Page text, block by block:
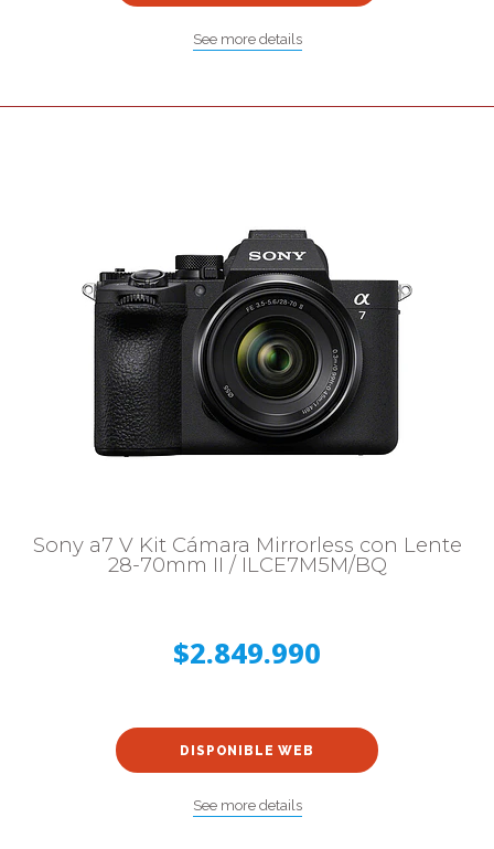
See more details
Sony a7 V Kit Cámara Mirrorless con Lente
28-70mm II / ILCE7M5M/BQ
$2.849.990
DISPONIBLE WEB
See more details